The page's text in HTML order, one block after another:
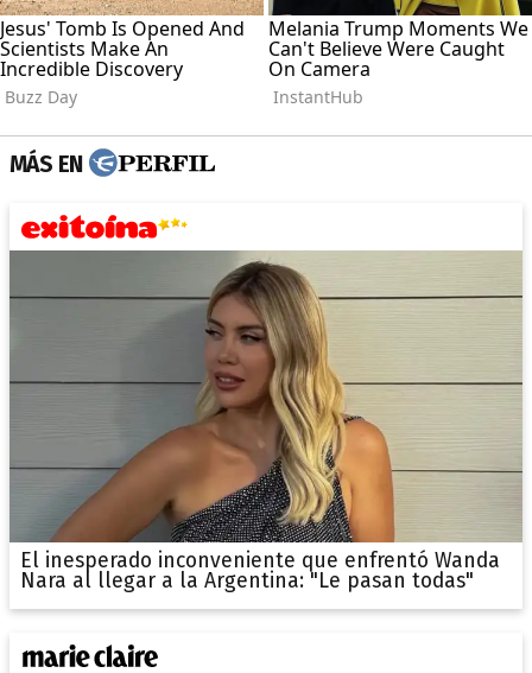
MÁS EN
El inesperado inconveniente que enfrentó Wanda
Nara al llegar a la Argentina: "Le pasan todas"